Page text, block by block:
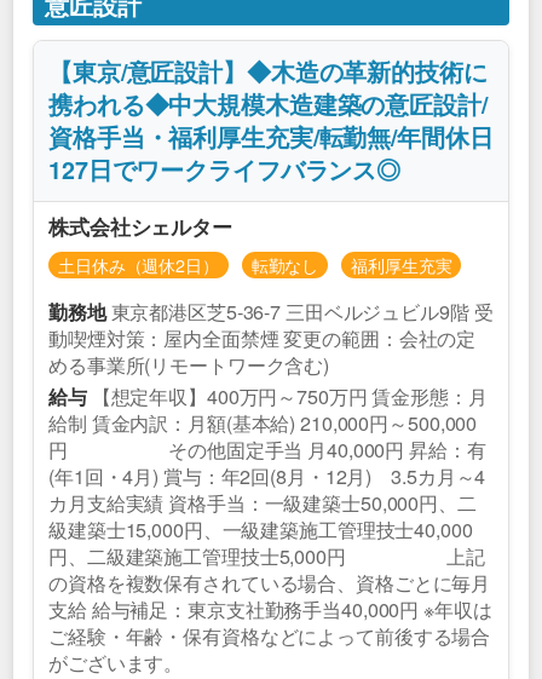
意匠設計
【東京/意匠設計】◆木造の革新的技術に
携われる◆中大規模木造建築の意匠設計/
資格手当・福利厚生充実/転勤無/年間休日
127日でワークライフバランス◎
株式会社シェルター
土日休み（週休2日） 転勤なし 福利厚生充実
勤務地東京都港区芝5‐36-7 三田ベルジュビル9階 受
動喫煙対策：屋内全面禁煙 変更の範囲：会社の定
める事業所(リモートワーク含む)
給与【想定年収】400万円～750万円 賃金形態：月
給制 賃金内訳：月額(基本給) 210,000円～500,000
円 その他固定手当 月40,000円 昇給：有
(年1回・4月) 賞与：年2回(8月・12月) 3.5カ月～4
カ月支給実績 資格手当：一級建築士50,000円、二
級建築士15,000円、一級建築施工管理技士40,000
円、二級建築施工管理技士5,000円 上記
の資格を複数保有されている場合、資格ごとに毎月
支給 給与補足：東京支社勤務手当40,000円 ※年収は
ご経験・年齢・保有資格などによって前後する場合
がございます。